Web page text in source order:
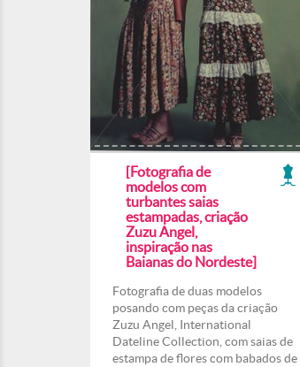
[Fotografia de
modelos com
turbantes saias
estampadas, criação
Zuzu Angel,
inspiração nas
Baianas do Nordeste]
Fotografia de duas modelos
posando com peças da criação
Zuzu Angel, International
Dateline Collection, com saias de
estampa de flores com babados de